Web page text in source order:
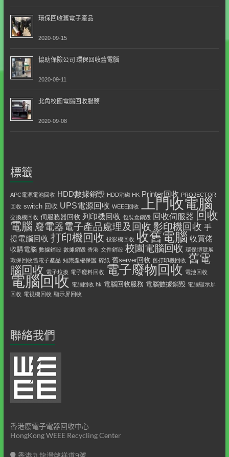
環保回收舊電子產品
2020-09-15
協助保險公司 環保回收舊電腦
2020-09-11
北角校園電腦回收服務
2020-09-08
標籤
APC電源電池回收 HDD數據銷毀 HDD消磁 HK Printer回收 PROJECTOR
回收 switch 回收 UPS電源回收 WEEE回收 上門收電腦
交換機回收 伺服務器回收 列印機回收 包裝盒銷毀 回收伺服器 回收
電腦 廢電器電子產品處理及回收 影印機回收 手
提電腦回收 打印機回收 投影機回收 收舊電腦 收買佬
收購電腦 數據銷毀 數據銷毀 香港 文件銷毀 校園電腦回收 環保博覽展
環保回收舊電子產品 知識產權保護 碎紙 舊server回收 舊打印機回收 舊電
腦回收 電子垃圾 電子廢料回收 電子廢物回收 電池回收
電腦回收 電腦回收 hk 電腦回收服務 電腦數據銷毀 電腦顯示屏
回收 電視機回收 顯示屏回收
聯絡我們
香港廢電子電器回收中心
HongKong WEEE Recycling Center